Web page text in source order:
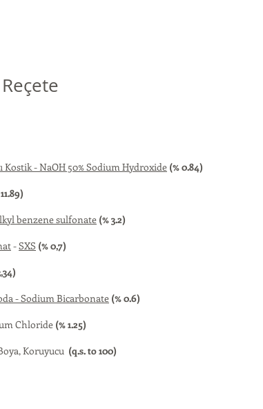
Kostik - NaOH 50% Sodium Hydroxide (% 0.84)
benzene sulfonate (% 3.2)
-SXS (% 0,7)
- Sodium Bicarbonate (% 0.6)
Chloride (% 1.25)
Koruyucu (q.s. to 100)